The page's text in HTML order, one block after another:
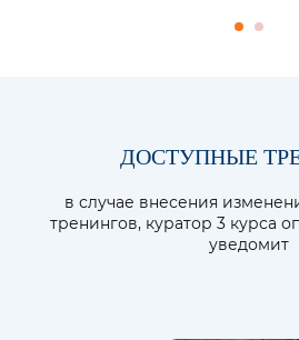
ДОСТУПНЫЕ
в случае внесения
тренингов, куратор 3 курса
уведомит